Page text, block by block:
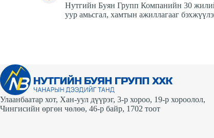
Нутгийн Буян Групп Компанийн 30
уур амьсгал, хамтын ажиллагааг
Улаанбаатар хот, Хан-уул дүүрэг, 3-р хороо, 19-р хороолол,
Чингисийн өргөн чөлөө, 46-р байр, 1702 тоот